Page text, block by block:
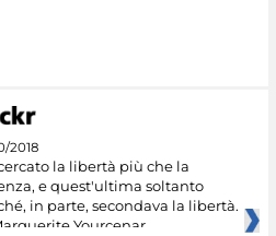
2018
la libertà più che la
e quest'ultima soltanto
in parte, secondava la libertà.
Yourcenar